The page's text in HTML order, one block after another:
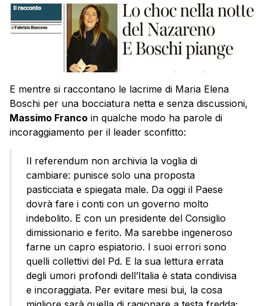
E mentre si raccontano le lacrime di Maria Elena
Boschi per una bocciatura netta e senza discussioni,
Massimo Franco in qualche modo ha parole di
incoraggiamento per il leader sconfitto:
Il referendum non archivia la voglia di
cambiare: punisce solo una proposta
pasticciata e spiegata male. Da oggi il Paese
dovrà fare i conti con un governo molto
indebolito. E con un presidente del Consiglio
dimissionario e ferito. Ma sarebbe ingeneroso
farne un capro espiatorio. I suoi errori sono
quelli collettivi del Pd. E la sua lettura errata
degli umori profondi dell’Italia è stata condivisa
e incoraggiata. Per evitare mesi bui, la cosa